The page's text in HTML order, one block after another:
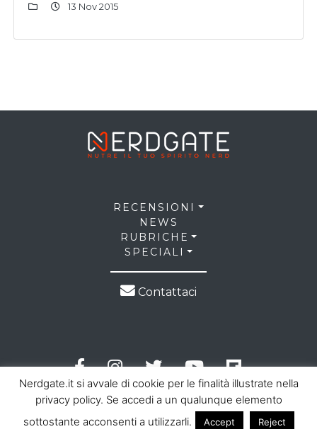
13 Nov 2015
RECENSIONI
NEWS
RUBRICHE
SPECIALI
Contattaci
Nerdgate.it si avvale di cookie per le finalità illustrate nella
privacy policy. Se accedi a un qualunque elemento
sottostante acconsenti a utilizzarli.
Accept Reject